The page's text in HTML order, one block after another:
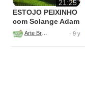
21:25
ESTOJO PEIXINHO
com Solange Adam
· 9 y